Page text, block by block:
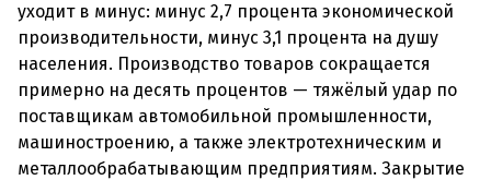
уходит в минус: минус 2,7 процента экономической
производительности, минус 3,1 процента на душу
населения. Производство товаров сокращается
примерно на десять процентов — тяжёлый удар по
поставщикам автомобильной промышленности,
машиностроению, а также электротехническим и
металлообрабатывающим предприятиям. Закрытие